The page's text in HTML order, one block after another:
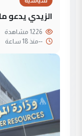
الزيدي يدعو
--منذ 18 ساعة